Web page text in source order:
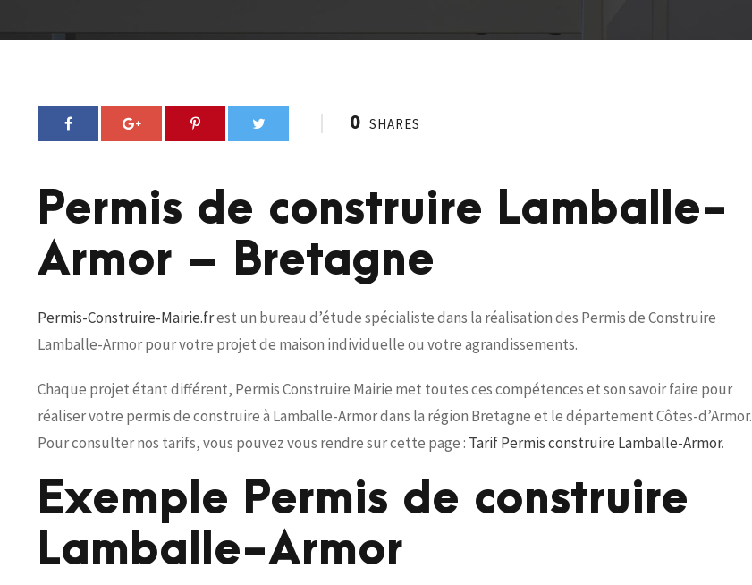
0 SHARES
Permis de construire Lamballe-
Armor – Bretagne
Permis-Construire-Mairie.frest un bureau d’étude spécialiste dans la réalisation des Permis de Construire
Lamballe-Armor pour votre projet de maison individuelle ou votre agrandissements.
Chaque projet étant différent, Permis Construire Mairie met toutes ces compétences et son savoir faire pour
réaliser votre permis de construire à Lamballe-Armor dans la région Bretagne et le département Côtes-d’Armor.
Pour consulter nos tarifs, vous pouvez vous rendre sur cette page : Tarif Permis construire Lamballe-Armor.
Exemple Permis de construire
Lamballe-Armor